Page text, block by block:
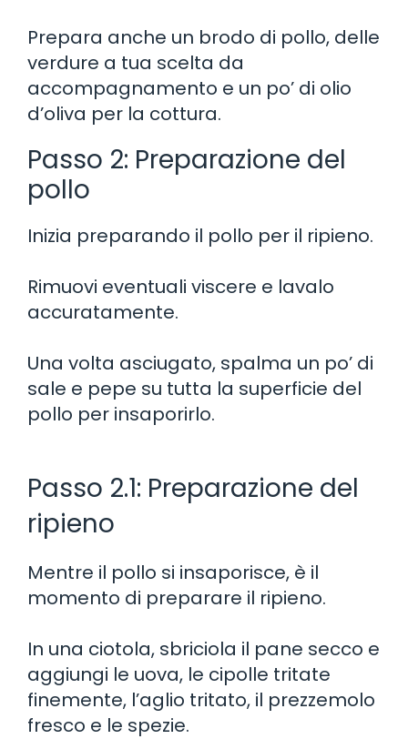
Prepara anche un brodo di pollo, delle
verdure a tua scelta da
accompagnamento e un po’ di olio
d’oliva per la cottura.
Passo 2: Preparazione del
pollo
Inizia preparando il pollo per il ripieno.
Rimuovi eventuali viscere e lavalo
accuratamente.
Una volta asciugato, spalma un po’ di
sale e pepe su tutta la superficie del
pollo per insaporirlo.
Passo 2.1: Preparazione del
ripieno
Mentre il pollo si insaporisce, è il
momento di preparare il ripieno.
In una ciotola, sbriciola il pane secco e
aggiungi le uova, le cipolle tritate
finemente, l’aglio tritato, il prezzemolo
fresco e le spezie.